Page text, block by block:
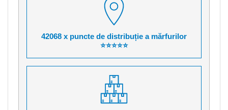
42068 x puncte de distribuție a mărfurilor
⭐⭐⭐⭐⭐